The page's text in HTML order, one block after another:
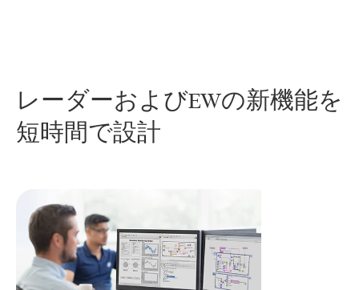
レーダーおよびEWの新機能を
短時間で設計